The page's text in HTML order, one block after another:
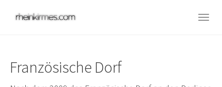
Französische Dorf